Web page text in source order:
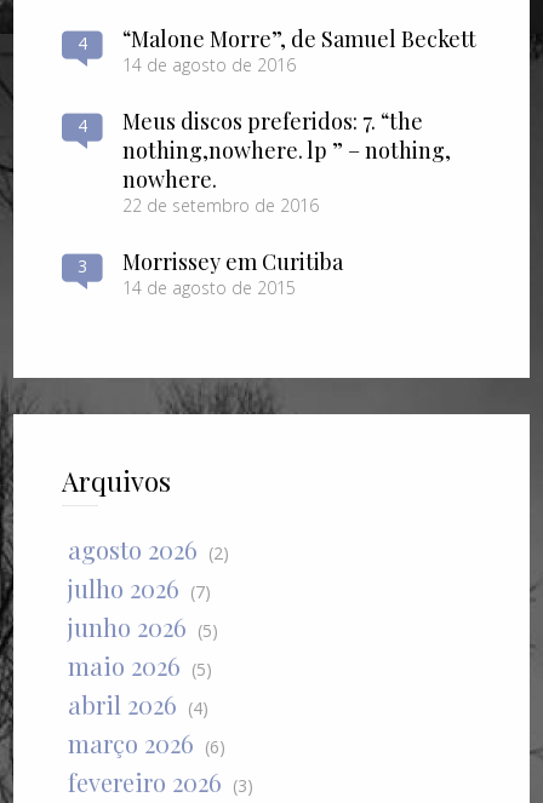
4 “Malone Morre”, de Samuel Beckett
14 de agosto de 2016
4
Meus discos preferidos: 7. “the
nothing​,​nowhere. lp ” – nothing​,​
nowhere.
22 de setembro de 2016
3 Morrissey em Curitiba
14 de agosto de 2015
Arquivos
agosto 2026 (2)
julho 2026 (7)
junho 2026 (5)
maio 2026 (5)
abril 2026 (4)
março 2026 (6)
fevereiro 2026 (3)